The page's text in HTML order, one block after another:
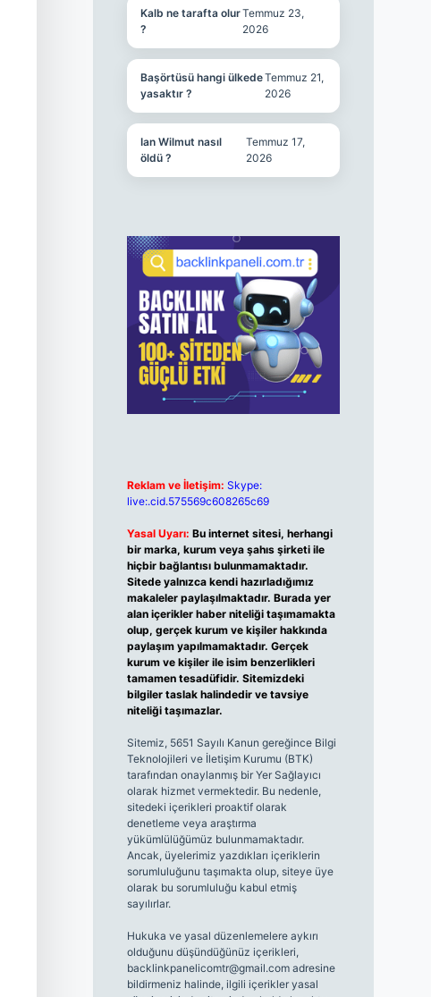
Kalb ne tarafta olur
?
Temmuz 23,
2026
Başörtüsü hangi ülkede
yasaktır ?
Temmuz 21,
2026
Ian Wilmut nasıl
öldü ?
Temmuz 17,
2026
Reklam ve İletişim: Skype:
live:.cid.575569c608265c69
Yasal Uyarı: Bu internet sitesi, herhangi
bir marka, kurum veya şahıs şirketi ile
hiçbir bağlantısı bulunmamaktadır.
Sitede yalnızca kendi hazırladığımız
makaleler paylaşılmaktadır. Burada yer
alan içerikler haber niteliği taşımamakta
olup, gerçek kurum ve kişiler hakkında
paylaşım yapılmamaktadır. Gerçek
kurum ve kişiler ile isim benzerlikleri
tamamen tesadüfidir. Sitemizdeki
bilgiler taslak halindedir ve tavsiye
niteliği taşımazlar.
Sitemiz, 5651 Sayılı Kanun gereğince Bilgi
Teknolojileri ve İletişim Kurumu (BTK)
tarafından onaylanmış bir Yer Sağlayıcı
olarak hizmet vermektedir. Bu nedenle,
sitedeki içerikleri proaktif olarak
denetleme veya araştırma
yükümlülüğümüz bulunmamaktadır.
Ancak, üyelerimiz yazdıkları içeriklerin
sorumluluğunu taşımakta olup, siteye üye
olarak bu sorumluluğu kabul etmiş
sayılırlar.
Hukuka ve yasal düzenlemelere aykırı
olduğunu düşündüğünüz içerikleri,
backlinkpanelicomtr@gmail.comadresine
bildirmeniz halinde, ilgili içerikler yasal